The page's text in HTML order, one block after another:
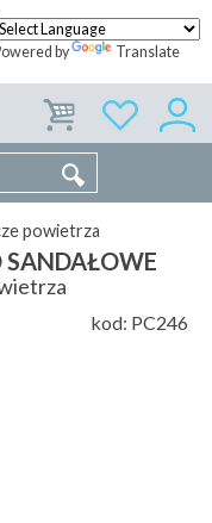
by Translate
KONTAKT
powietrza
SANDAŁOWE
kod: PC246